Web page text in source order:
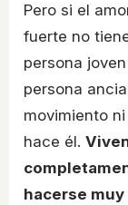
Pero si el
fuerte no
persona
persona
movimiento
hace él.
hacerse